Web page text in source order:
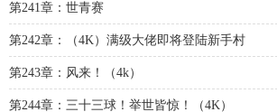
第241章：世青赛
第242章：（4K）满级大佬即将登陆新手村
第243章：风来！（4k）
第244章：三十三球！举世皆惊！（4K）